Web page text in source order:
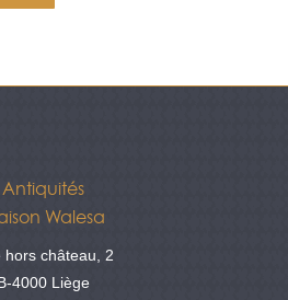
Antiquités
Walesa
hors château, 2
4000 Liège